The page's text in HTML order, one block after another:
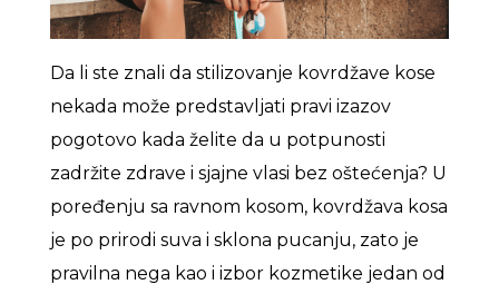
Da li ste znali da stilizovanje kovrdžave kose
nekada može predstavljati pravi izazov
pogotovo kada želite da u potpunosti
zadržite zdrave i sjajne vlasi bez oštećenja? U
poređenju sa ravnom kosom, kovrdžava kosa
je po prirodi suva i sklona pucanju, zato je
pravilna nega kao i izbor kozmetike jedan od